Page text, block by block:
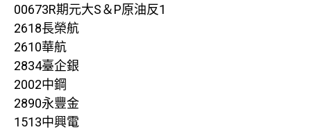
00673R期元大S＆P原油反1
2618長榮航
2610華航
2834臺企銀
2002中鋼
2890永豐金
1513中興電